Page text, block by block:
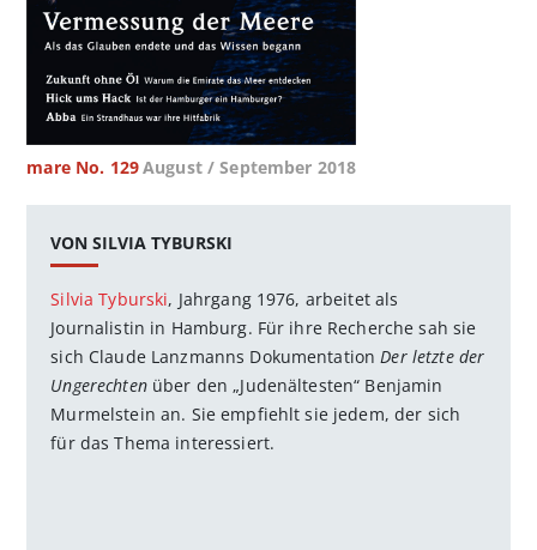
mare No. 129August / September 2018
VON SILVIA TYBURSKI
Silvia Tyburski, Jahrgang 1976, arbeitet als
Journalistin in Hamburg. Für ihre Recherche sah sie
sich Claude Lanzmanns DokumentationDer letzte der
Ungerechtenüber den „Judenältesten“ Benjamin
Murmelstein an. Sie empfiehlt sie jedem, der sich
für das Thema interessiert.